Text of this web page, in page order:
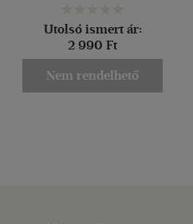
Utolsó ismert ár:
2 990 Ft
Nem rendelhető